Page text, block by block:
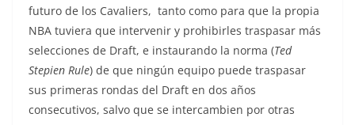
futuro de los Cavaliers, tanto como para que la propia
NBA tuviera que intervenir y prohibirles traspasar más
selecciones de Draft, e instaurando la norma (Ted
Stepien Rule) de que ningún equipo puede traspasar
sus primeras rondas del Draft en dos años
consecutivos, salvo que se intercambien por otras